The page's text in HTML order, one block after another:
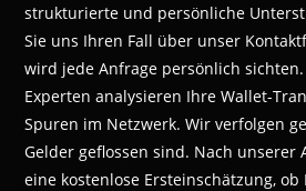
strukturierte und persönliche
Sie uns Ihren Fall über unser
wird jede Anfrage persönlich
Experten analysieren Ihre Wallet-
Spuren im Netzwerk. Wir verfolgen
Gelder geflossen sind. Nach unserer
eine kostenlose Ersteinschätzung,